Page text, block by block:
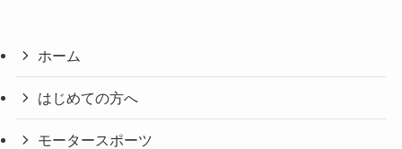
ホーム
はじめての方へ
モータースポーツ